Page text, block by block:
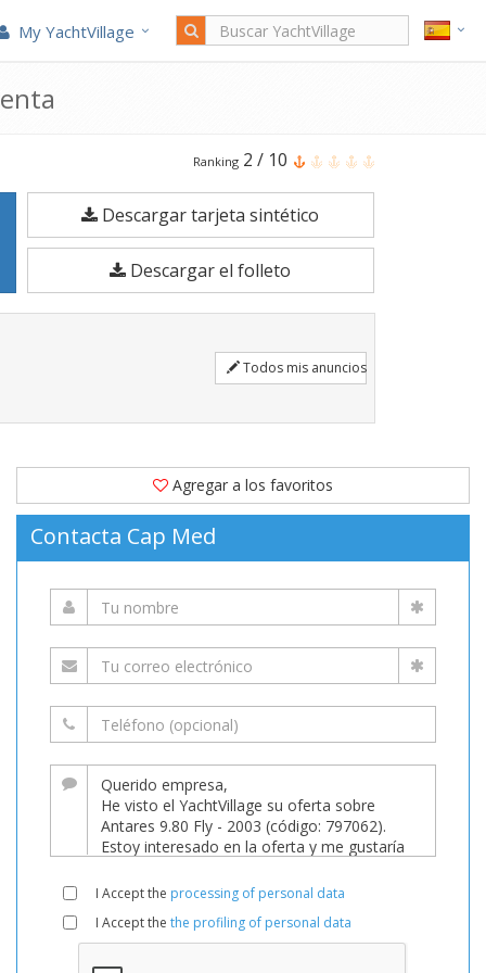
My YachtVillage
El
Antares
9.80
Fly
es
un
9,8
metros
registrados
el
Atracado
en
(Francia)
es
en
venta
a
76.000 EUR
de
YachtVillage.net.
Barco,
Ranking 2 / 10
Descargar tarjeta sintético
Descargar el folleto
Todos mis anuncios
Agregar a los favoritos
Contacta Cap Med
I Accept the processing of personal data
I Accept the the profiling of personal data